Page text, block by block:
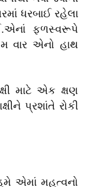
ધરબાઈ રહેલા
ફળસ્વરૂપે
વાર એનો હાથ
માટે એક ક્ષણ
પ્રશાંતે રોકી
એમાં મહત્વનો